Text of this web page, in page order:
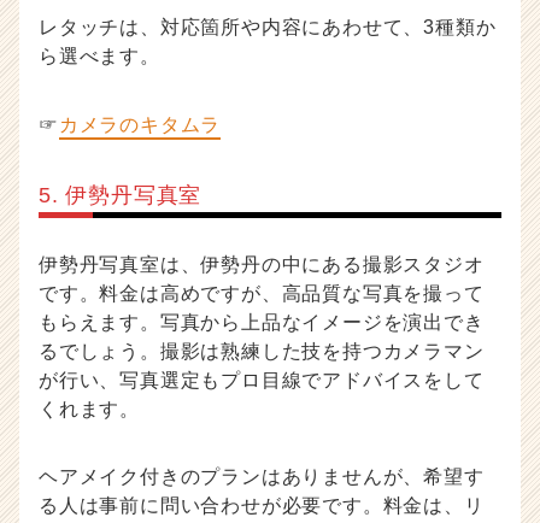
レタッチは、対応箇所や内容にあわせて、3種類か
ら選べます。
☞ カメラのキタムラ
5. 伊勢丹写真室
伊勢丹写真室は、伊勢丹の中にある撮影スタジオ
です。料金は高めですが、高品質な写真を撮って
もらえます。写真から上品なイメージを演出でき
るでしょう。撮影は熟練した技を持つカメラマン
が行い、写真選定もプロ目線でアドバイスをして
くれます。
ヘアメイク付きのプランはありませんが、希望す
る人は事前に問い合わせが必要です。料金は、リ